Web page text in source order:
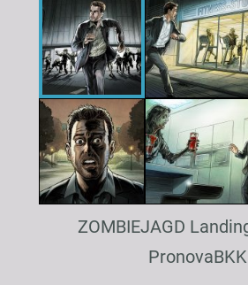
ZOMBIEJAGD
PronovaBKK